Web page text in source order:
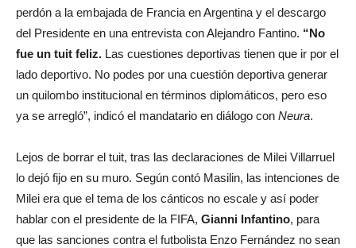
perdón a la embajada de Francia en Argentina y el descargo
del Presidente en una entrevista con Alejandro Fantino. “No
fue un tuit feliz. Las cuestiones deportivas tienen que ir por el
lado deportivo. No podes por una cuestión deportiva generar
un quilombo institucional en términos diplomáticos, pero eso
ya se arregló”, indicó el mandatario en diálogo con Neura.
Lejos de borrar el tuit, tras las declaraciones de Milei Villarruel
lo dejó fijo en su muro. Según contó Masilin, las intenciones de
Milei era que el tema de los cánticos no escale y así poder
hablar con el presidente de la FIFA, Gianni Infantino, para
que las sanciones contra el futbolista Enzo Fernández no sean